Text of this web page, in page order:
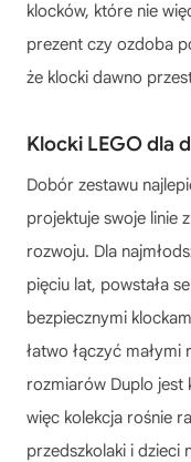
klocków, które nie
prezent czy ozdoba
że klocki dawno
Klocki LEGO dla
Dobór zestawu
projektuje swoje linie
rozwoju. Dla
pięciu lat, powstała
bezpiecznymi
łatwo łączyć
rozmiarów Duplo jest
więc kolekcja rośnie
przedszkolaki i dzieci